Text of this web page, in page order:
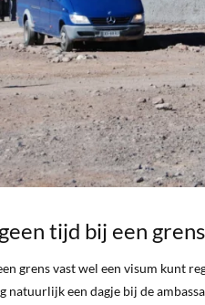
tijd bij een
grens vast wel een visum kunt
natuurlijk een dagje bij de